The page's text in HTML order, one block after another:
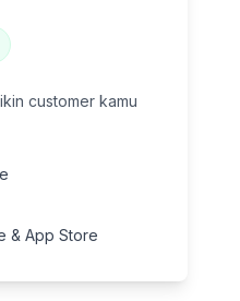
customer kamu
& App Store